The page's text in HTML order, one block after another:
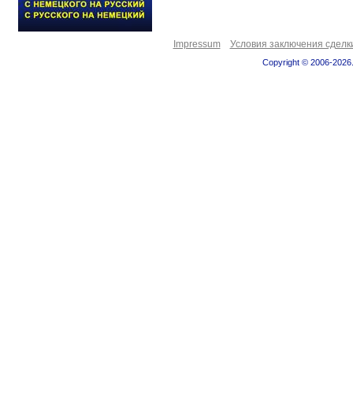
Impressum Условия заключения
Copyright © 2006-